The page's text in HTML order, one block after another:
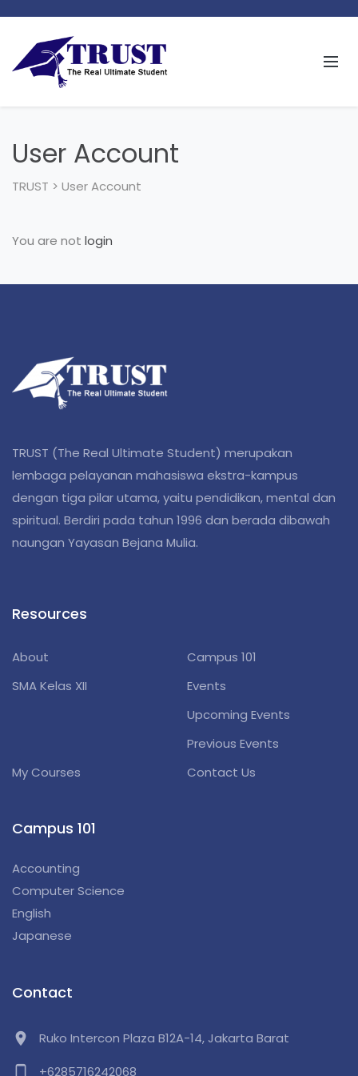
User Account
TRUST > User Account
You are not login
TRUST (The Real Ultimate Student) merupakan
lembaga pelayanan mahasiswa ekstra-kampus
dengan tiga pilar utama, yaitu pendidikan, mental dan
spiritual. Berdiri pada tahun 1996 dan berada dibawah
naungan Yayasan Bejana Mulia.
Resources
About
Campus 101
SMA Kelas XII
Events
Upcoming Events
Previous Events
My Courses
Contact Us
Campus 101
Accounting
Computer Science
English
Japanese
Contact
location_on Ruko Intercon Plaza B12A-14, Jakarta Barat
phone_android +6285716242068